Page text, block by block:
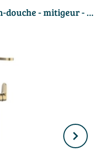
Crosswater Drift Mitigeur bain-douche - mitigeur - autoportant - laiton brossé